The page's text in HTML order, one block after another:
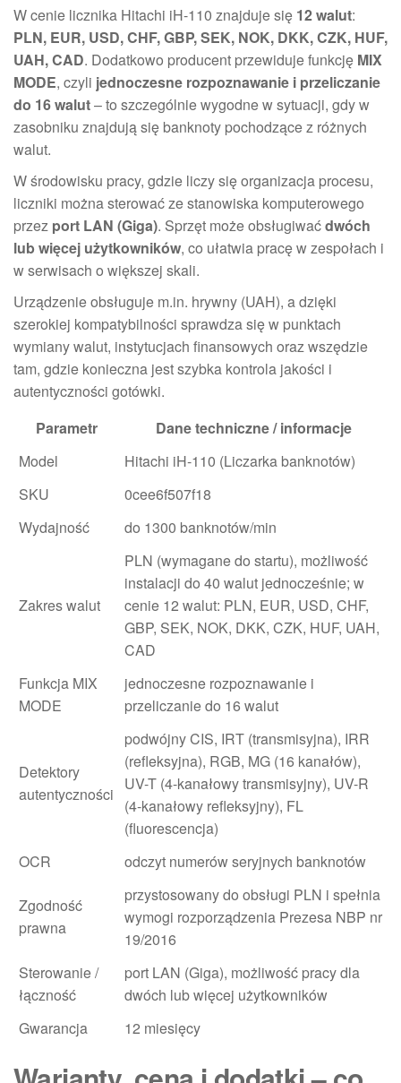
W cenie licznika Hitachi iH-110 znajduje się 12 walut:
PLN, EUR, USD, CHF, GBP, SEK, NOK, DKK, CZK, HUF,
UAH, CAD. Dodatkowo producent przewiduje funkcję MIX
MODE, czyli jednoczesne rozpoznawanie i przeliczanie
do 16 walut– to szczególnie wygodne w sytuacji, gdy w
zasobniku znajdują się banknoty pochodzące z różnych
walut.
W środowisku pracy, gdzie liczy się organizacja procesu,
liczniki można sterować ze stanowiska komputerowego
przez port LAN (Giga). Sprzęt może obsługiwaćdwóch
lub więcej użytkowników, co ułatwia pracę w zespołach i
w serwisach o większej skali.
Urządzenie obsługuje m.in. hrywny (UAH), a dzięki
szerokiej kompatybilności sprawdza się w punktach
wymiany walut, instytucjach finansowych oraz wszędzie
tam, gdzie konieczna jest szybka kontrola jakości i
autentyczności gotówki.
Parametr
Dane techniczne / informacje
Model
Hitachi iH-110 (Liczarka banknotów)
SKU
0cee6f507f18
Wydajność
do 1300 banknotów/min
Zakres walut
PLN (wymagane do startu), możliwość
instalacji do 40 walut jednocześnie; w
cenie 12 walut: PLN, EUR, USD, CHF,
GBP, SEK, NOK, DKK, CZK, HUF, UAH,
CAD
Funkcja MIX
MODE
jednoczesne rozpoznawanie i
przeliczanie do 16 walut
Detektory
autentyczności
podwójny CIS, IRT (transmisyjna), IRR
(refleksyjna), RGB, MG (16 kanałów),
UV-T (4-kanałowy transmisyjny), UV-R
(4-kanałowy refleksyjny), FL
(fluorescencja)
OCR
odczyt numerów seryjnych banknotów
Zgodność
prawna
przystosowany do obsługi PLN i spełnia
wymogi rozporządzenia Prezesa NBP nr
19/2016
Sterowanie /
łączność
port LAN (Giga), możliwość pracy dla
dwóch lub więcej użytkowników
Gwarancja
12 miesięcy